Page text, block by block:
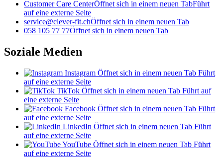
Customer Care CenterÖffnet sich in einem neuen TabFührt
auf eine externe Seite
service@clever-fit.chÖffnet sich in einem neuen Tab
058 105 77 77Öffnet sich in einem neuen Tab
Soziale Medien
Instagram Öffnet sich in einem neuen Tab Führt
auf eine externe Seite
TikTok Öffnet sich in einem neuen Tab Führt auf
eine externe Seite
Facebook Öffnet sich in einem neuen Tab Führt
auf eine externe Seite
LinkedIn Öffnet sich in einem neuen Tab Führt
auf eine externe Seite
YouTube Öffnet sich in einem neuen Tab Führt
auf eine externe Seite